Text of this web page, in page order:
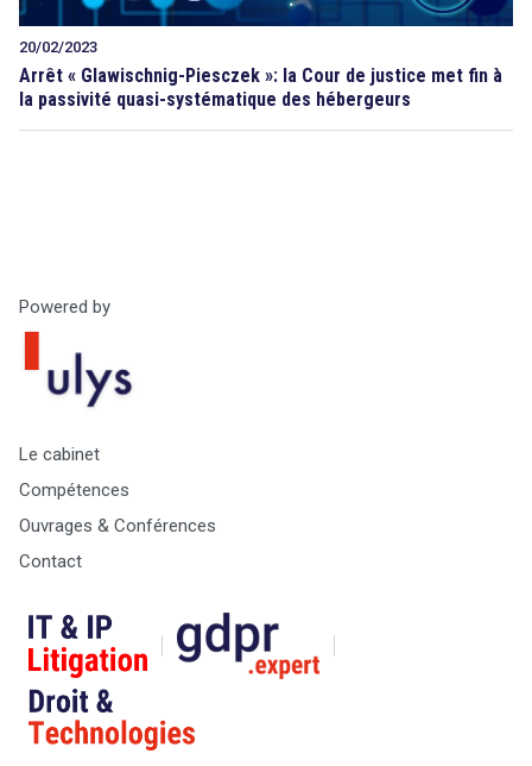
20/02/2023
Arrêt « Glawischnig-Piesczek »: la Cour de justice met fin à
la passivité quasi-systématique des hébergeurs
Powered by
Le cabinet
Compétences
Ouvrages & Conférences
Contact